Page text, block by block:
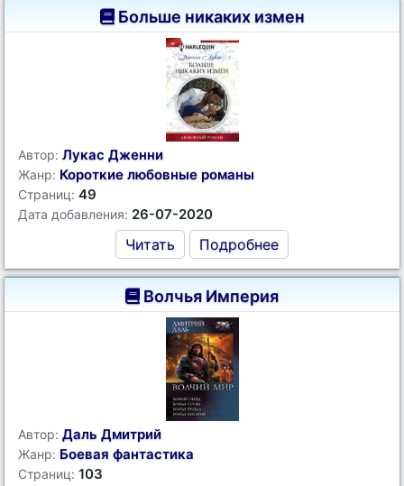
Больше никаких измен
Автор: Лукас Дженни
Жанр: Короткие любовные романы
Страниц: 49
Дата добавления: 26-07-2020
Читать Подробнее
Волчья Империя
Автор: Даль Дмитрий
Жанр: Боевая фантастика
Страниц: 103